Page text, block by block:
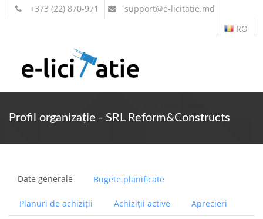
+373 (22) 870-971 support@e-licitatie.md
RO
Profil organizație - SRL Reform&Constructs
Date generale Bugete planificate
Planuri de achiziții Achiziții active Aprecieri